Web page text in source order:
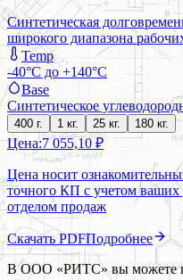
Синтетическая
широкого диапазона
Temp
-40°C до +140°C
Base
Синтетическое
400 г. 1 кг. 25 кг. 180 кг.
Цена:7 055,10 ₽
Цена носит
точного КП с учетом ваших
отделом продаж
Скачать PDFПодробнее
В ООО «РИТС» вы можете